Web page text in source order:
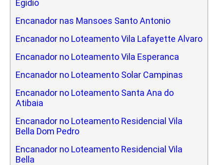
Egidio
Encanador nas Mansoes Santo Antonio
Encanador no Loteamento Vila Lafayette Alvaro
Encanador no Loteamento Vila Esperanca
Encanador no Loteamento Solar Campinas
Encanador no Loteamento Santa Ana do
Atibaia
Encanador no Loteamento Residencial Vila
Bella Dom Pedro
Encanador no Loteamento Residencial Vila
Bella